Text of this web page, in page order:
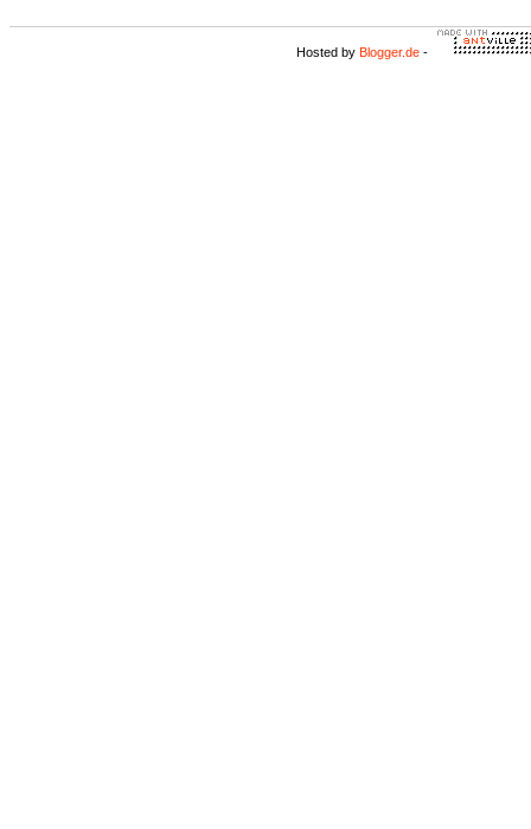
Hosted by Blogger.de -